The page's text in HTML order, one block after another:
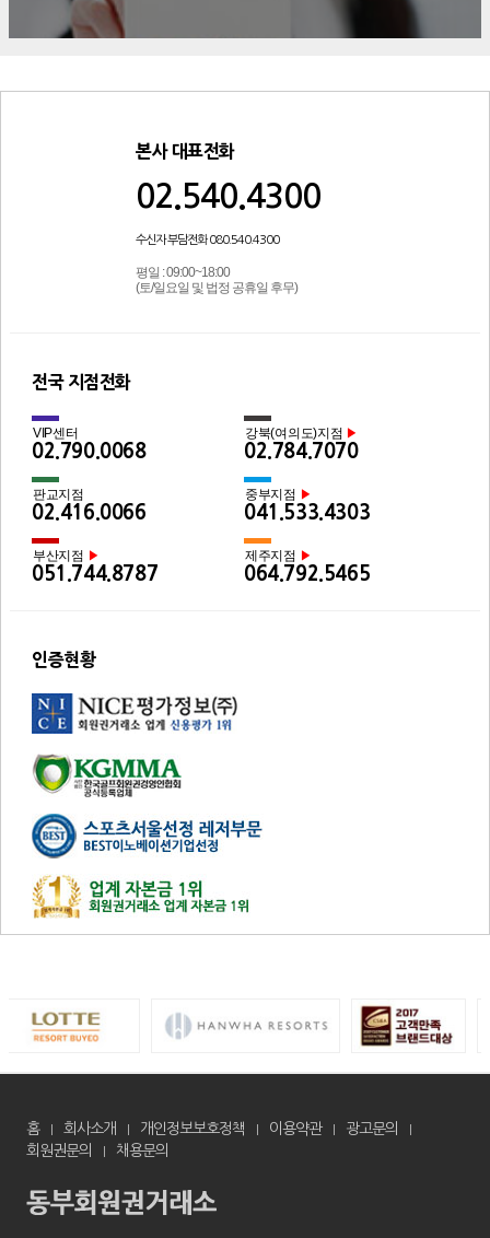
본사 대표전화
02.540.4300
수신자 부담전화 080.540.4300
평일 : 09:00~18:00
(토/일요일 및 법정 공휴일 후무)
전국 지점전화
VIP센터
02.790.0068
강북(여의도)지점 ▶
02.784.7070
판교지점
02.416.0066
중부지점 ▶
041.533.4303
부산지점 ▶
051.744.8787
제주지점 ▶
064.792.5465
인증현황
홈 회사소개 개인정보보호정책 이용약관
광고문의
회원권문의
채용문의